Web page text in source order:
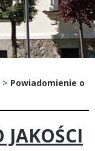
> Powiadomienie o